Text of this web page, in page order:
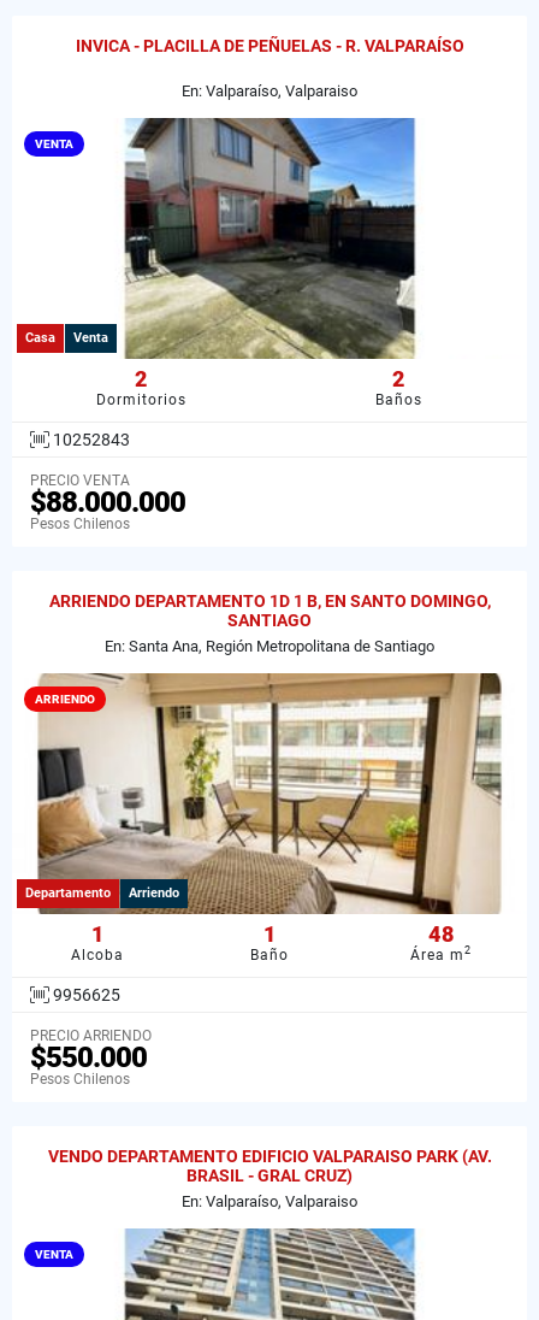
INVICA - PLACILLA DE PEÑUELAS - R. VALPARAÍSO
En: Valparaíso, Valparaiso
VENTA
Casa Venta
2
Dormitorios
2
Baños
10252843
PRECIO VENTA
$88.000.000
Pesos Chilenos
ARRIENDO DEPARTAMENTO 1D 1 B, EN SANTO DOMINGO,
SANTIAGO
En: Santa Ana, Región Metropolitana de Santiago
ARRIENDO
Departamento Arriendo
1
Alcoba
1
Baño
48
Área m2
9956625
PRECIO ARRIENDO
$550.000
Pesos Chilenos
VENDO DEPARTAMENTO EDIFICIO VALPARAISO PARK (AV.
BRASIL - GRAL CRUZ)
En: Valparaíso, Valparaiso
VENTA